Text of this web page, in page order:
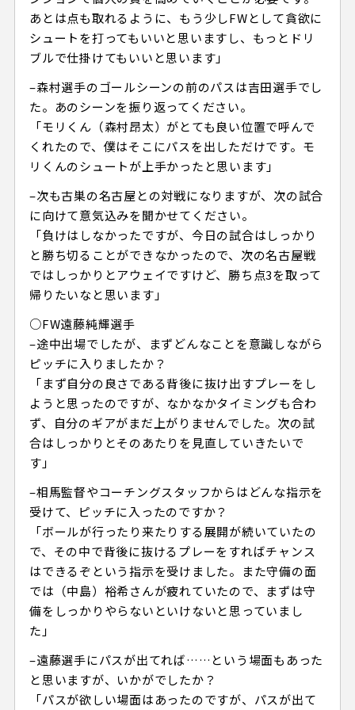
あとは点も取れるように、もう少しFWとして貪欲に
シュートを打ってもいいと思いますし、もっとドリ
ブルで仕掛けてもいいと思います」
–森村選手のゴールシーンの前のパスは吉田選手でし
た。あのシーンを振り返ってください。
「モリくん（森村昂太）がとても良い位置で呼んで
くれたので、僕はそこにパスを出しただけです。モ
リくんのシュートが上手かったと思います」
–次も古巣の名古屋との対戦になりますが、次の試合
に向けて意気込みを聞かせてください。
「負けはしなかったですが、今日の試合はしっかり
と勝ち切ることができなかったので、次の名古屋戦
ではしっかりとアウェイですけど、勝ち点3を取って
帰りたいなと思います」
○FW遠藤純輝選手
–途中出場でしたが、まずどんなことを意識しながら
ピッチに入りましたか？
「まず自分の良さである背後に抜け出すプレーをし
ようと思ったのですが、なかなかタイミングも合わ
ず、自分のギアがまだ上がりませんでした。次の試
合はしっかりとそのあたりを見直していきたいで
す」
–相馬監督やコーチングスタッフからはどんな指示を
受けて、ピッチに入ったのですか？
「ボールが行ったり来たりする展開が続いていたの
で、その中で背後に抜けるプレーをすればチャンス
はできるぞという指示を受けました。また守備の面
では（中島）裕希さんが疲れていたので、まずは守
備をしっかりやらないといけないと思っていまし
た」
–遠藤選手にパスが出てれば……という場面もあった
と思いますが、いかがでしたか？
「パスが欲しい場面はあったのですが、パスが出て